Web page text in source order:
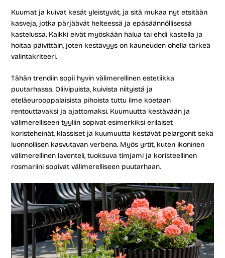
Kuumat ja kuivat kesät yleistyvät, ja sitä mukaa nyt etsitään
kasveja, jotka pärjäävät helteessä ja epäsäännöllisessä
kastelussa. Kaikki eivät myöskään halua tai ehdi kastella ja
hoitaa päivittäin, joten kestävyys on kauneuden ohella tärkeä
valintakriteeri.
Tähän trendiin sopii hyvin välimerellinen estetiikka
puutarhassa. Oliivipuista, kuivista niityistä ja
eteläeurooppalaisista pihoista tuttu ilme koetaan
rentouttavaksi ja ajattomaksi. Kuumuutta kestävään ja
välimerelliseen tyyliin sopivat esimerkiksi erilaiset
koristeheinät, klassiset ja kuumuutta kestävät pelargonit sekä
luonnollisen kasvutavan verbena. Myös yrtit, kuten ikoninen
välimerellinen laventeli, tuoksuva timjami ja koristeellinen
rosmariini sopivat välimerelliseen puutarhaan.